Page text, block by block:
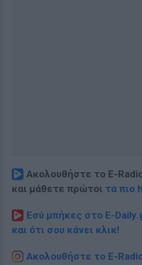
Ακολουθήστε το E-
και μάθετε πρώτοι τα πιο
Εσύ μπήκες στο E-
και ότι σου κάνει κλικ!
Ακολουθήστε το E-